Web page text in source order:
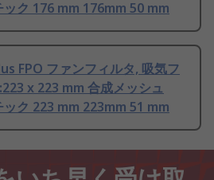
ク 176 mm 176mm 50 mm
FPO ファンフィルタ, 吸気フ
x 223 mm 合成メッシュ
ク 223 mm 223mm 51 mm